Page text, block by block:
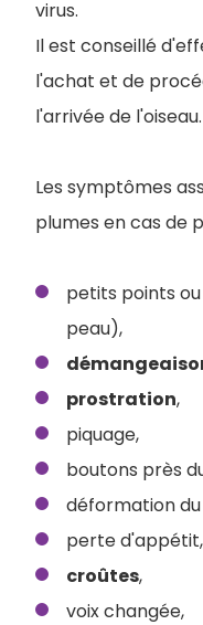
virus.
Il est conseillé
l'achat et de
l'arrivée de l'oiseau.
Les symptômes
plumes en cas de
petits points
peau),
prostration,
piquage,
boutons près
déformation
perte d'appétit,
croûtes,
voix changée,